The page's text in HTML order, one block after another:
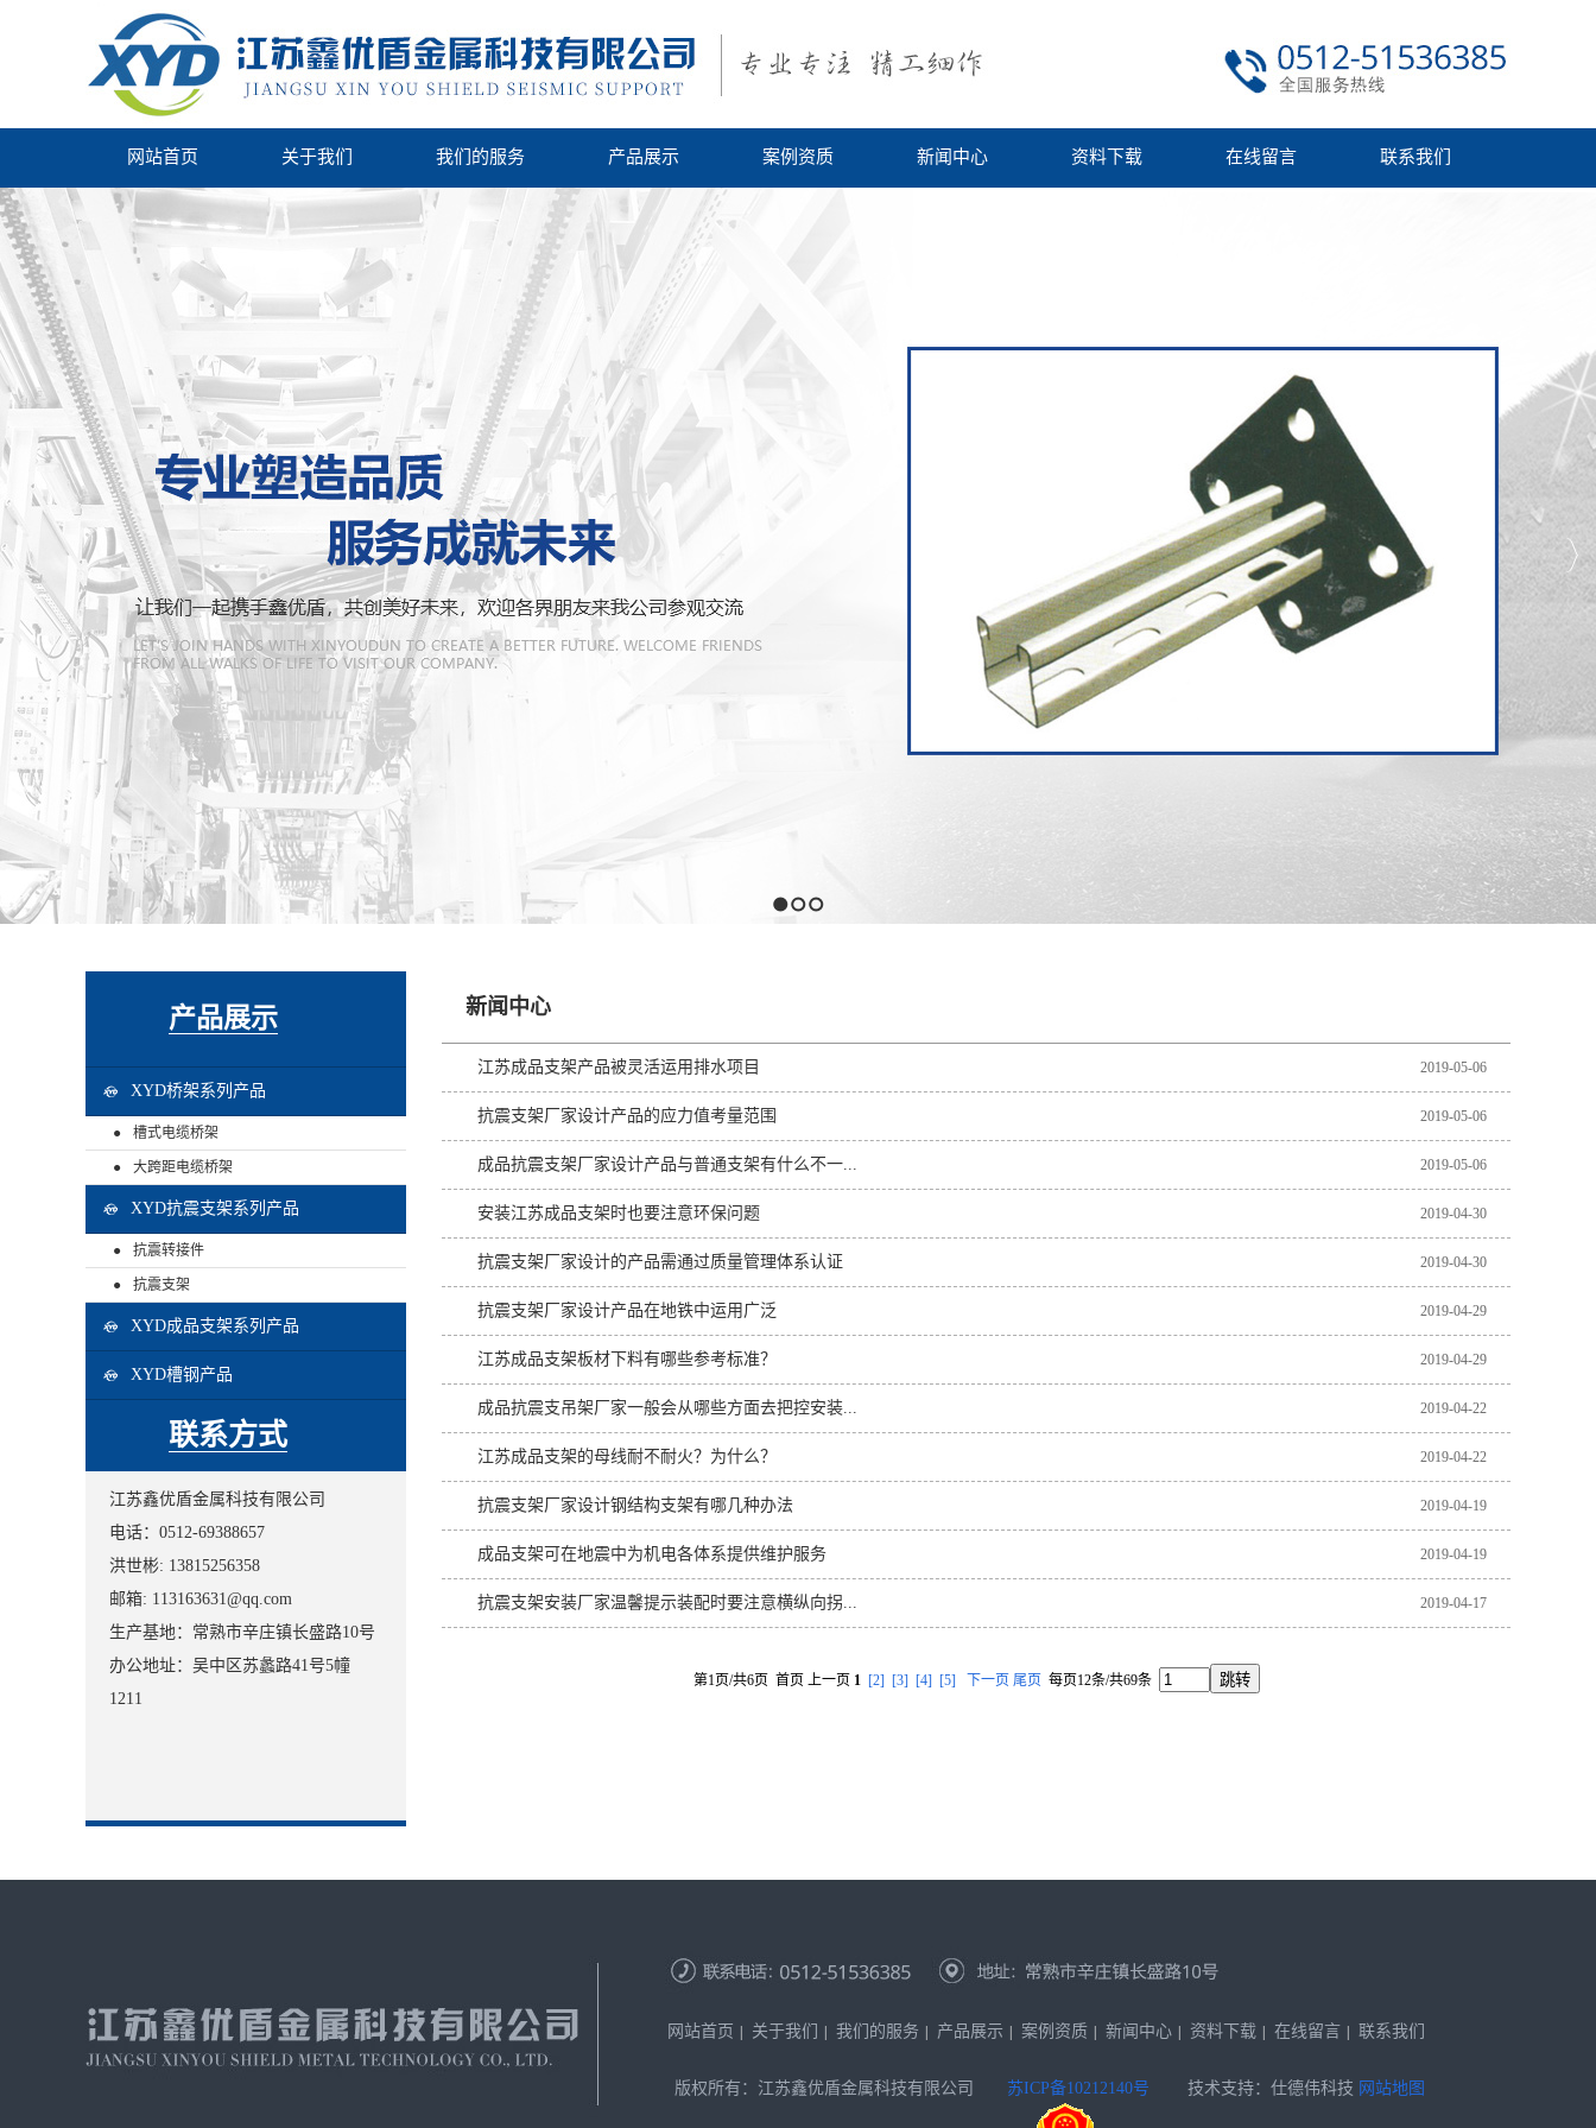
网站首页 关于我们 我们的服务 产品展示 案例资质 新闻中心 资料下载 在线留言 联系我们
产品展示
XYD桥架系列产品
槽式电缆桥架
大跨距电缆桥架
XYD抗震支架系列产品
抗震转接件
抗震支架
XYD成品支架系列产品
XYD槽钢产品
联系方式
江苏鑫优盾金属科技有限公司
电话：0512-69388657
洪世彬: 13815256358
邮箱: 113163631@qq.com
生产基地：常熟市辛庄镇长盛路10号
办公地址：吴中区苏蠡路41号5幢
1211
新闻中心
江苏成品支架产品被灵活运用排水项目 2019-05-06
抗震支架厂家设计产品的应力值考量范围 2019-05-06
成品抗震支架厂家设计产品与普通支架有什么不一... 2019-05-06
安装江苏成品支架时也要注意环保问题 2019-04-30
抗震支架厂家设计的产品需通过质量管理体系认证 2019-04-30
抗震支架厂家设计产品在地铁中运用广泛 2019-04-29
江苏成品支架板材下料有哪些参考标准？ 2019-04-29
成品抗震支吊架厂家一般会从哪些方面去把控安装... 2019-04-22
江苏成品支架的母线耐不耐火？为什么？ 2019-04-22
抗震支架厂家设计钢结构支架有哪几种办法 2019-04-19
成品支架可在地震中为机电各体系提供维护服务 2019-04-19
抗震支架安装厂家温馨提示装配时要注意横纵向拐... 2019-04-17
第1页/共6页 首页 上一页 1 [2] [3] [4] [5] 下一页 尾页 每页12条/共69条
网站首页 关于我们 我们的服务 产品展示 案例资质 新闻中心 资料下载 在线留言 联系我们
版权所有：江苏鑫优盾金属科技有限公司 苏ICP备10212140号 技术支持：仕德伟科技 网站地图